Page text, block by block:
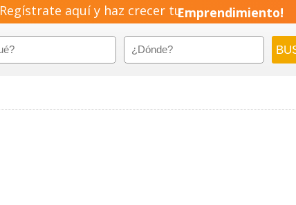
Regístrate aquí y haz crecer tuEmprendimiento!